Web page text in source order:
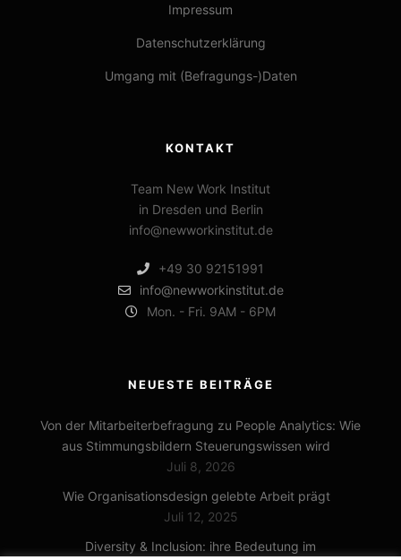
Impressum
Datenschutzerklärung
Umgang mit (Befragungs-)Daten
KONTAKT
Team New Work Institut
in Dresden und Berlin
info@newworkinstitut.de
+49 30 92151991
info@newworkinstitut.de
Mon. - Fri. 9AM - 6PM
NEUESTE BEITRÄGE
Von der Mitarbeiterbefragung zu People Analytics: Wie
aus Stimmungsbildern Steuerungswissen wird
Juli 8, 2026
Wie Organisationsdesign gelebte Arbeit prägt
Juli 12, 2025
Diversity & Inclusion: ihre Bedeutung im